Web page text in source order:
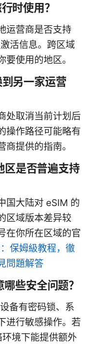
时使用？
运营商是否支持
活信息。跨区域
使用的地区。
另一家运营
处取消当前计划后
操作路径可能略有
提供的指南。
区是否普遍支持
国大陆对 eSIM 的
区域版本差异较
在你所在区域的官
保姆級教程，徹
問題解答
些安全问题？
备有密码锁、系
进行敏感操作。若
境下能提供额外